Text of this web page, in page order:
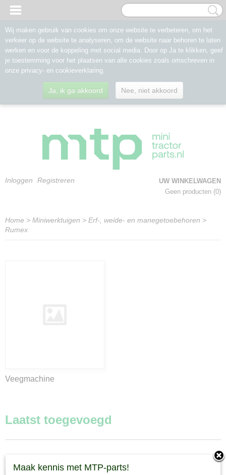
Inloggen Registreren
UW WINKELWAGEN
Geen producten (0)
Home > Miniwerktuigen > Erf-, weide- en manegetoebehoren >
Rumex
Veegmachine
Laatst toegevoegd
Wij maken gebruik van cookies om onze website te verbeteren, om het
verkeer op de website te analyseren, om de website naar behoren te laten
werken en voor de koppeling met social media. Door op Ja te klikken, geef
je toestemming voor het plaatsen van alle cookies zoals omschreven in
onze privacy- en cookieverklaring.
Ja, ik ga akkoord Nee, niet akkoord
Maak kennis met MTP-parts!